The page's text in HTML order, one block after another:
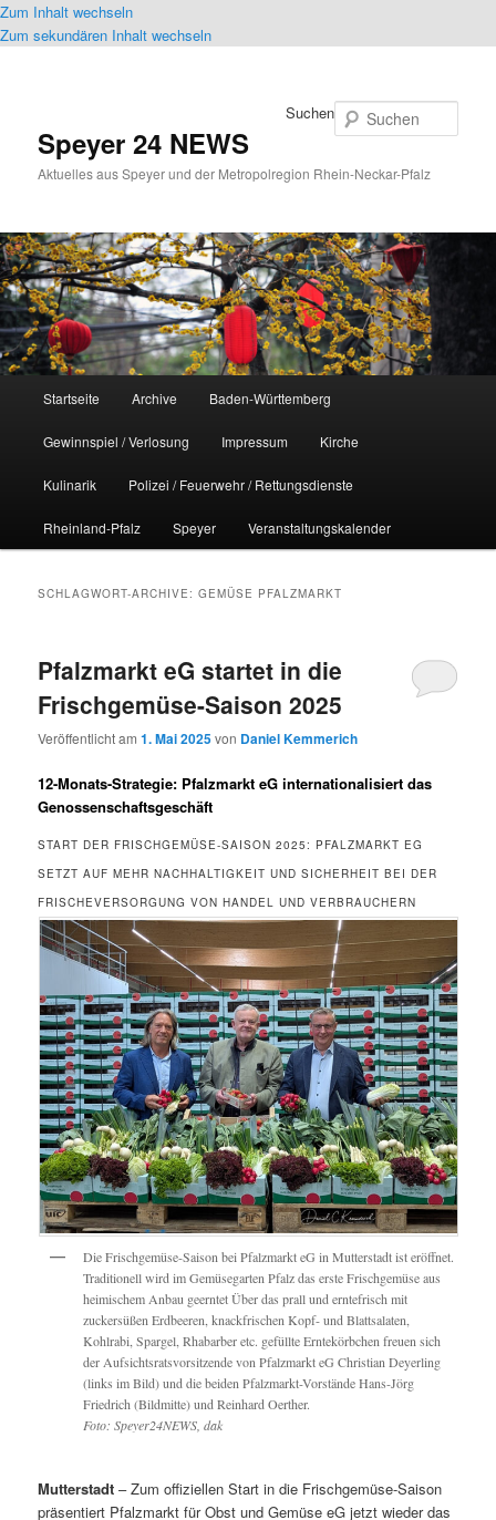
Zum Inhalt wechseln
Zum sekundären Inhalt wechseln
Speyer 24 NEWS
Aktuelles aus Speyer und der Metropolregion Rhein-Neckar-Pfalz
Suchen
Startseite Archive Baden-Württemberg
Gewinnspiel / Verlosung Impressum Kirche
Kulinarik Polizei / Feuerwehr / Rettungsdienste
Rheinland-Pfalz Speyer Veranstaltungskalender
SCHLAGWORT-ARCHIVE:GEMÜSE PFALZMARKT
Pfalzmarkt eG startet in die
Frischgemüse-Saison 2025
Veröffentlicht am1. Mai 2025von Daniel Kemmerich
12-Monats-Strategie: Pfalzmarkt eG internationalisiert das
Genossenschaftsgeschäft
START DER FRISCHGEMÜSE-SAISON 2025: PFALZMARKT EG
SETZT AUF MEHR NACHHALTIGKEIT UND SICHERHEIT BEI DER
FRISCHEVERSORGUNG VON HANDEL UND VERBRAUCHERN
Die Frischgemüse-Saison bei Pfalzmarkt eG in Mutterstadt ist eröffnet.
Traditionell wird im Gemüsegarten Pfalz das erste Frischgemüse aus
heimischem Anbau geerntet Über das prall und erntefrisch mit
zuckersüßen Erdbeeren, knackfrischen Kopf- und Blattsalaten,
Kohlrabi, Spargel, Rhabarber etc. gefüllte Erntekörbchen freuen sich
der Aufsichtsratsvorsitzende von Pfalzmarkt eG Christian Deyerling
(links im Bild) und die beiden Pfalzmarkt-Vorstände Hans-Jörg
Friedrich (Bildmitte) und Reinhard Oerther.
Foto: Speyer24NEWS, dak
Mutterstadt– Zum offiziellen Start in die Frischgemüse-Saison
präsentiert Pfalzmarkt für Obst und Gemüse eG jetzt wieder das